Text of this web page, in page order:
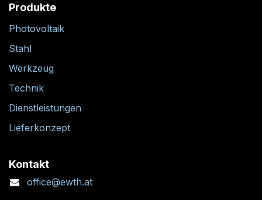
Produkte
Photovoltaik
Stahl
Werkzeug
Technik
Dienstleistungen
Lieferkonzept
Kontakt
office@ewth.at